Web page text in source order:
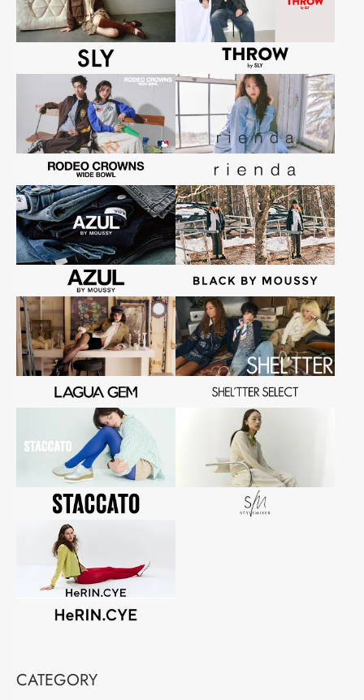
CATEGORY